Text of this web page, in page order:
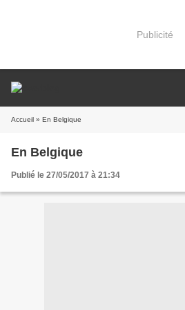
Publicité
Accueil » En Belgique
En Belgique
Publié le 27/05/2017 à 21:34